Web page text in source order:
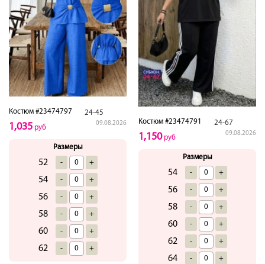
Костюм #23474797 24-45
09.08.2026
1,035 руб
Размеры
52 - +
54 - +
56 - +
58 - +
60 - +
62 - +
Костюм #23474791 24-67
09.08.2026
1,150руб
Размеры
54 - +
56 - +
58 - +
60 - +
62 - +
64 - +